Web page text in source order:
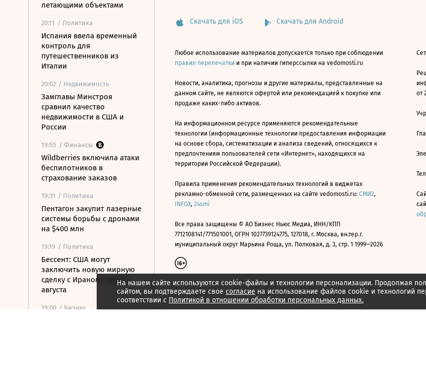
летающими объектами
20:11 / Политика
Испания ввела временный
контроль для
путешественников из
Италии
20:02 / Недвижимость
Замглавы Минстроя
сравнил качество
недвижимости в США и
России
19:55 / Финансы
Wildberries включила атаки
беспилотников в
страхование заказов
19:31 / Политика
Пентагон закупит лазерные
системы борьбы с дронами
на $400 млн
19:19 / Политика
Бессент: США могут
заключить новую мирную
сделку с Ираном 7 или 8
августа
19:00 / Бизнес
На нашем сайте используются cookie-файлы и технологии персонализации. Продолжая
сайтом, вы подтверждаете свое согласие на использование файлов cookie и технологий
соответствии с Политикой в отношении обработки персональных данных.
Скачать для iOS Скачать для Android
Любое использование материалов допускается только при соблюдении
правил перепечатки и при наличии гиперссылки на vedomosti.ru
Новости, аналитика, прогнозы и другие материалы, представленные на
данном сайте, не являются офертой или рекомендацией к покупке или
продаже каких-либо активов.
На информационном ресурсе применяются рекомендательные
технологии (информационные технологии предоставления информации
на основе сбора, систематизации и анализа сведений, относящихся к
предпочтениям пользователей сети «Интернет», находящихся на
территории Российской Федерации).
Правила применения рекомендательных технологий в виджетах
рекламно-обменной сети, размещенных на сайте vedomosti.ru: СМИ2,
INFOX, 24smi
Все права защищены © АО Бизнес Ньюс Медиа, ИНН/КПП
7712108141/771501001, ОГРН 1027739124775, 127018, г. Москва, вн.тер.г.
муниципальный округ Марьина Роща, ул. Полковая, д. 3, стр. 1 1999—2026
от